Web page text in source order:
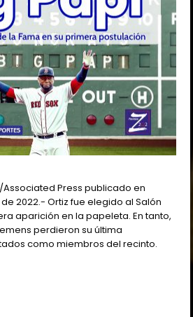
Associated Press publicado en
2022.- Ortiz fue elegido al Salón
aparición en la papeleta. En tanto,
perdieron su última
como miembros del recinto.